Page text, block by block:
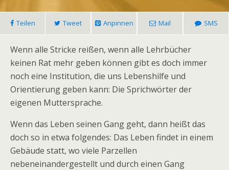
Teilen Tweet Anpinnen Mail SMS
Wenn alle Stricke reißen, wenn alle Lehrbücher
keinen Rat mehr geben können gibt es doch immer
noch eine Institution, die uns Lebenshilfe und
Orientierung geben kann: Die Sprichwörter der
eigenen Muttersprache.
Wenn das Leben seinen Gang geht, dann heißt das
doch so in etwa folgendes: Das Leben findet in einem
Gebäude statt, wo viele Parzellen
nebeneinandergestellt und durch einen Gang